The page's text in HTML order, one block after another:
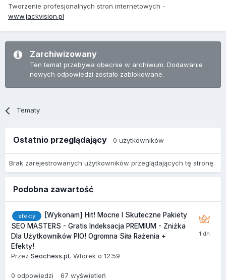
Tworzenie profesjonalnych stron internetowych -
www.jackvision.pl
Zarchiwizowany
Ten temat przebywa obecnie w archiwum. Dodawanie
nowych odpowiedzi zostało zablokowane.
Tematy
Ostatnio przeglądający 0 użytkowników
Brak zarejestrowanych użytkowników przeglądających tę stronę.
Podobna zawartość
efekty
[Wykonam] Hit! Mocne I Skuteczne Pakiety
SEO MASTERS - Gratis Indeksacja PREMIUM - Zniżka
Dla Użytkowników PIO! Ogromna Siła Rażenia +
Efekty!
Przez Seochess.pl, Wtorek o 12:59
0 odpowiedzi 67 wyświetleń